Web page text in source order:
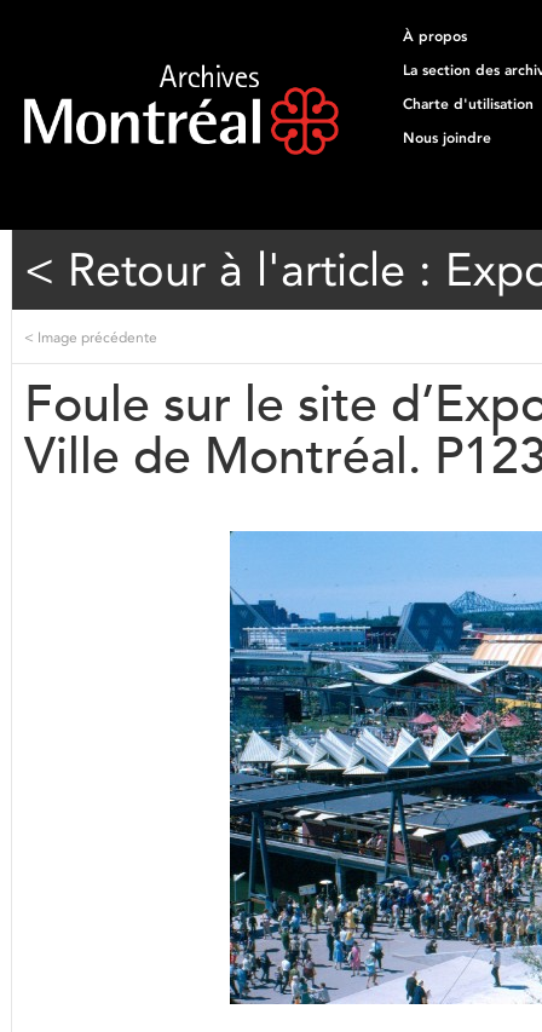
À propos
La section des
Charte d'utilisation
Nous joindre
< Retour à l'article :
< Image précédente
Foule sur le site
Ville de Montréal.